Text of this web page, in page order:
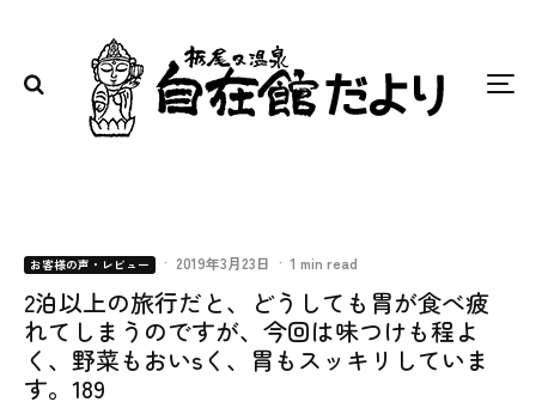
お客様の声・レビュー · 2019年3月23日 · 1 min read
2泊以上の旅行だと、どうしても胃が食べ疲
れてしまうのですが、今回は味つけも程よ
く、野菜もおいsく、胃もスッキリしていま
す。189